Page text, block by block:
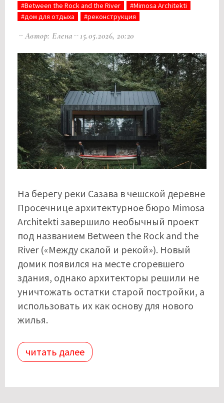
#Between the Rock and the River
#Mimosa Architekti
#дом для отдыха
#реконструкция
Автор: Елена 15.05.2026, 20:20
На берегу реки Сазава в чешской деревне
Просечнице архитектурное бюро Mimosa
Architekti завершило необычный проект
под названием Between the Rock and the
River («Между скалой и рекой»). Новый
домик появился на месте сгоревшего
здания, однако архитекторы решили не
уничтожать остатки старой постройки, а
использовать их как основу для нового
жилья.
читать далее